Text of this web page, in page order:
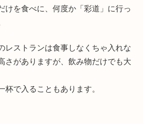
けを食べに、何度か「彩道」に行っ
レストランは食事しなくちゃ入れな
さがありますが、飲み物だけでも大
杯で入ることもあります。